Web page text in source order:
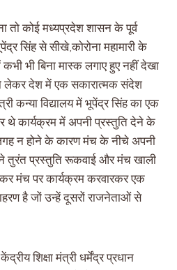
तो कोई मध्यप्रदेश शासन के पूर्व
सिंह से सीखे,कोरोना महामारी के
भी बिना मास्क लगाए हुए नहीं देखा
लेकर देश में एक सकारात्मक संदेश
कन्या विद्यालय में भूपेंद्र सिंह का एक
थे कार्यक्रम में अपनी प्रस्तुति देने के
न होने के कारण मंच के नीचे अपनी
तुरंत प्रस्तुति रूकवाई और मंच खाली
मंच पर कार्यक्रम करवारकर एक
है जों उन्हें दूसरों राजनेताओं से
शिक्षा मंत्री धर्मेंद्र प्रधान